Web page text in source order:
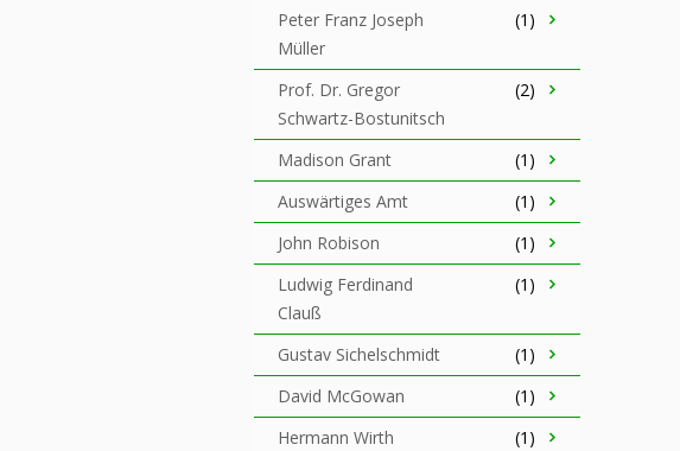
Peter Franz Joseph
Müller
(1)
Prof. Dr. Gregor
Schwartz-Bostunitsch
(2)
Madison Grant
(1)
Auswärtiges Amt
(1)
John Robison
(1)
Ludwig Ferdinand
Clauß
(1)
Gustav Sichelschmidt
(1)
David McGowan
(1)
Hermann Wirth
(1)